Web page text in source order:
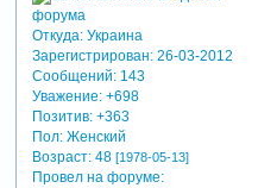
Откуда:Украина
Зарегистрирован: 26-03-2012
Сообщений:143
Уважение: +698
Позитив: +363
Пол:Женский
Возраст:48 [1978-05-13]
Провел на форуме: